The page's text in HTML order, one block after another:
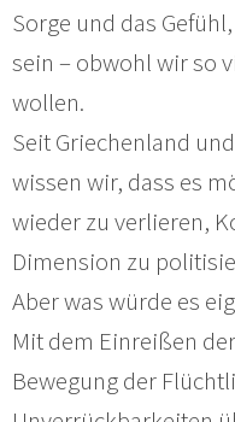
Sorge und das
sein – obwohl wir so
wollen.
Seit Griechenland
wissen wir, dass es
wieder zu verlieren,
Dimension zu
Aber was würde es
Mit dem Einreißen
Bewegung der